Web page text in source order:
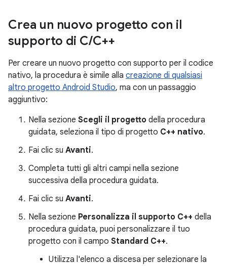
Crea un nuovo progetto con il
supporto di C/C++
Per creare un nuovo progetto con supporto per il codice
nativo, la procedura è simile alla creazione di qualsiasi
altro progetto Android Studio, ma con un passaggio
aggiuntivo:
Nella sezione Scegli il progetto della procedura
guidata, seleziona il tipo di progetto C++ nativo.
Fai clic su Avanti.
Completa tutti gli altri campi nella sezione
successiva della procedura guidata.
Fai clic su Avanti.
Nella sezione Personalizza il supporto C++ della
procedura guidata, puoi personalizzare il tuo
progetto con il campo Standard C++.
Utilizza l'elenco a discesa per selezionare la